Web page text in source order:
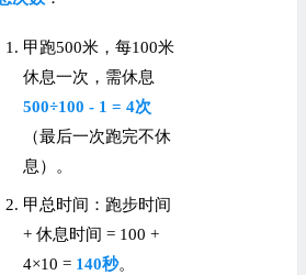
甲跑500米，每100米
休息一次，需休息
500÷100 - 1 = 4次
（最后一次跑完不休
息）。
甲总时间：跑步时间
+ 休息时间 = 100 +
4×10 = 140秒。